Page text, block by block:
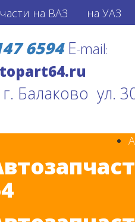
на ВАЗ на УАЗ
6594 E-mail:
Балаково ул.